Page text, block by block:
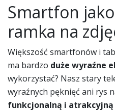
Smartfon
ramka na
Większość smartfonów i
ma bardzo duże wyraźne
wykorzystać? Nasz stary
wyraźnych pęknięć ani rys
funkcjonalną i